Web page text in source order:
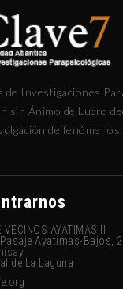
de Investigaciones
sin Ánimo de Lucro
de
VECINOS AYATIMAS II
Pasaje Ayatimas-Bajos,
de La Laguna